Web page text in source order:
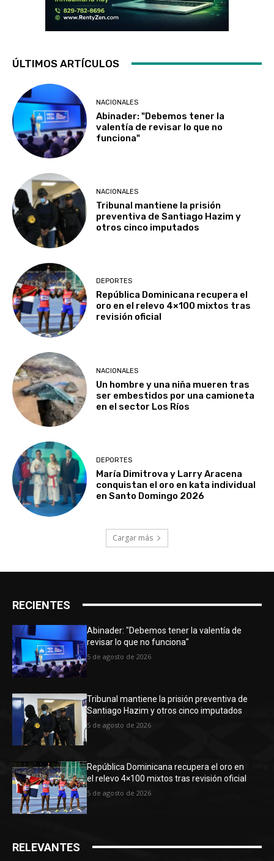
ÚLTIMOS ARTÍCULOS
NACIONALES
Abinader: "Debemos tener la
valentía de revisar lo que no
funciona"
NACIONALES
Tribunal mantiene la prisión
preventiva de Santiago Hazim y
otros cinco imputados
DEPORTES
República Dominicana recupera el
oro en el relevo 4×100 mixtos tras
revisión oficial
NACIONALES
Un hombre y una niña mueren tras
ser embestidos por una camioneta
en el sector Los Ríos
DEPORTES
María Dimitrova y Larry Aracena
conquistan el oro en kata individual
en Santo Domingo 2026
Cargar más
RECIENTES
Abinader: "Debemos tener la valentía de
revisar lo que no funciona"
5 de agosto de 2026
Tribunal mantiene la prisión preventiva de
Santiago Hazim y otros cinco imputados
5 de agosto de 2026
República Dominicana recupera el oro en
el relevo 4×100 mixtos tras revisión oficial
5 de agosto de 2026
RELEVANTES